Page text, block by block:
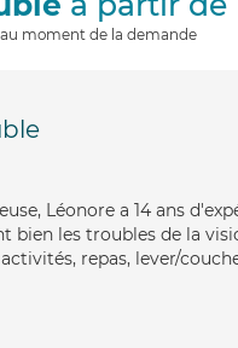
moment de la demande
Léonore a 14 ans
bien les troubles de la
repas, lever/